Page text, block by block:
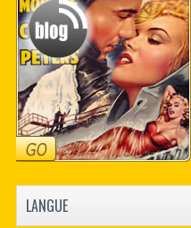
LANGUE